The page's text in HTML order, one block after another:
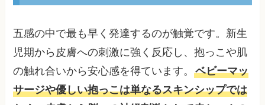
五感の中で最も早く発達するのが触覚です。新生
児期から皮膚への刺激に強く反応し、抱っこや肌
の触れ合いから安心感を得ています。ベビーマッ
サージや優しい抱っこは単なるスキンシップでは